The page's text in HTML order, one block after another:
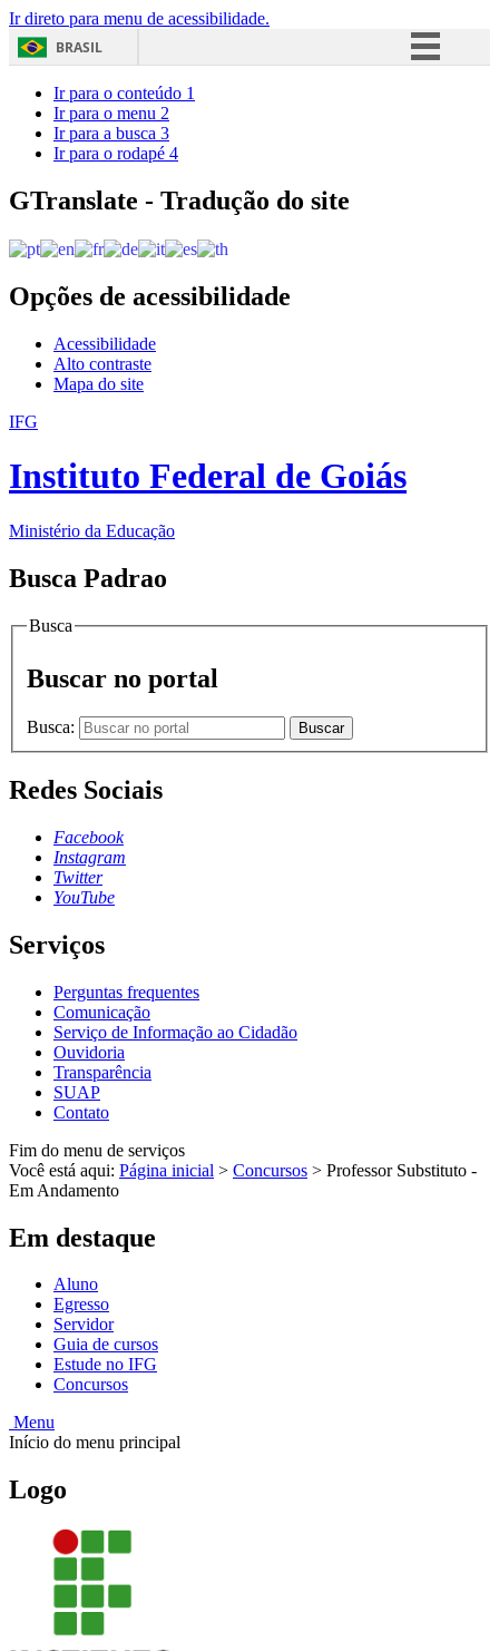
Ir direto para menu de acessibilidade.
BRASIL
Acesso à informação
Ir para o conteúdo 1
Ir para o menu 2
Ir para a busca 3
Ir para o rodapé 4
GTranslate - Tradução do site
Opções de acessibilidade
Acessibilidade
Alto contraste
Mapa do site
IFG
Instituto Federal de Goiás
Ministério da Educação
Busca Padrao
Busca
Buscar no portal
Busca: Buscar
Redes Sociais
Facebook
Instagram
Twitter
YouTube
Serviços
Perguntas frequentes
Comunicação
Serviço de Informação ao Cidadão
Ouvidoria
Transparência
SUAP
Contato
Fim do menu de serviços
Você está aqui: Página inicial > Concursos > Professor Substituto -
Em Andamento
Em destaque
Aluno
Egresso
Servidor
Guia de cursos
Estude no IFG
Concursos
Menu
Início do menu principal
Logo